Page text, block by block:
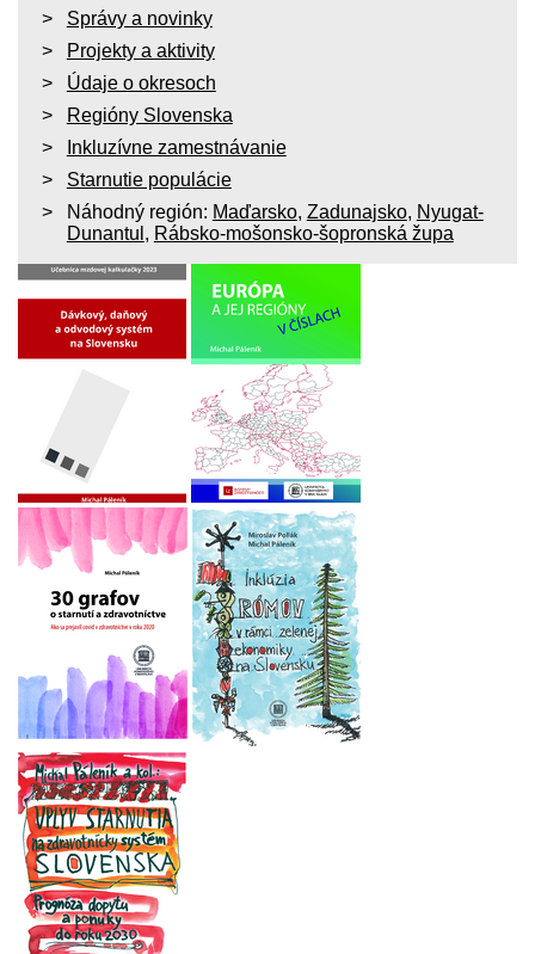
Správy a novinky
Projekty a aktivity
Údaje o okresoch
Regióny Slovenska
Inkluzívne zamestnávanie
Starnutie populácie
Náhodný región: Maďarsko, Zadunajsko, Nyugat-
Dunantul , Rábsko-mošonsko-šopronská župa